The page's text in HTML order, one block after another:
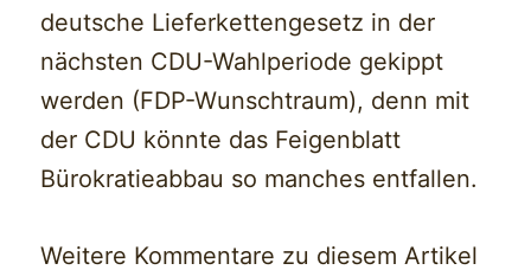
deutsche Lieferkettengesetz in der
nächsten CDU-Wahlperiode gekippt
werden (FDP-Wunschtraum), denn mit
der CDU könnte das Feigenblatt
Bürokratieabbau so manches entfallen.
Weitere Kommentare zu diesem Artikel